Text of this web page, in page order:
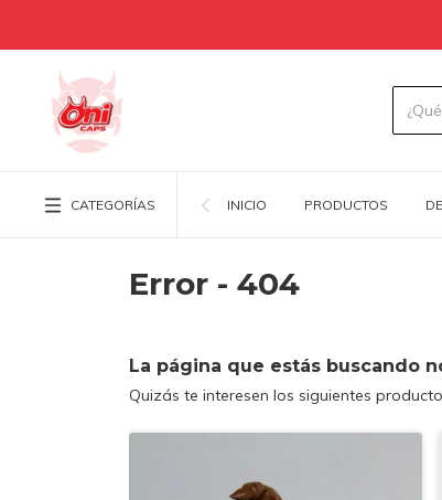
CATEGORÍAS INICIO PRODUCTOS
Error - 404
La página que estás buscando
Quizás te interesen los siguientes